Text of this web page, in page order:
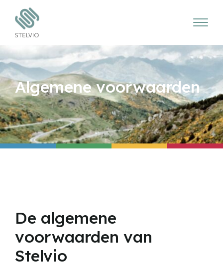
Algemene voorwaarden
De algemene
voorwaarden van
Stelvio